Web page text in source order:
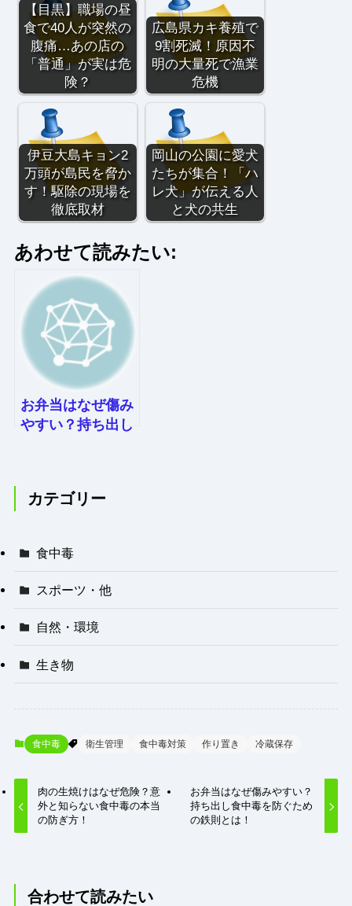
【目黒】職場の昼
食で40人が突然の
腹痛…あの店の
「普通」が実は危
険？
広島県カキ養殖で
9割死滅！原因不
明の大量死で漁業
危機
伊豆大島キョン2
万頭が島民を脅か
す！駆除の現場を
徹底取材
岡山の公園に愛犬
たちが集合！「ハ
レ犬」が伝える人
と犬の共生
あわせて読みたい:
お弁当はなぜ傷み
やすい？持ち出し
カテゴリー
食中毒
スポーツ・他
自然・環境
生き物
食中毒 衛生管理 食中毒対策 作り置き 冷蔵保存
肉の生焼けはなぜ危険？意
外と知らない食中毒の本当
の防ぎ方！
お弁当はなぜ傷みやすい？
持ち出し食中毒を防ぐため
の鉄則とは！
合わせて読みたい